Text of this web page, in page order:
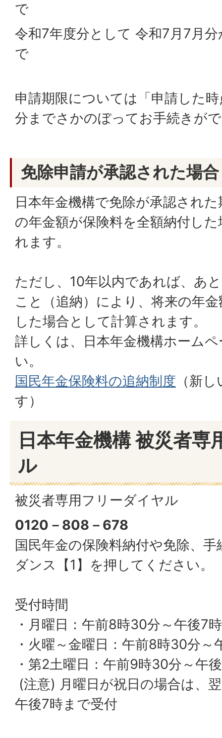
で
令和7年度分として 令和7月7月
で
申請期限については「申請した
分までさかのぼってお手続きが
免除申請が承認された場合
日本年金機構で免除が承認され
の年金額が保険料を全額納付し
れます。
ただし、10年以内であれば、あ
こと（追納）により、将来の年
した場合として計算されます。
詳しくは、日本年金機構ホーム
い。
国民年金保険料の追納制度 （新
す）
日本年金機構 被災者専
ル
被災者専用フリーダイヤル
0120－808－678
国民年金の保険料納付や免除、
ダンス【1】を押してください。
受付時間
・月曜日：午前8時30分～午後7時
・火曜～金曜日：午前8時30分～
・第2土曜日：午前9時30分～午
(注意) 月曜日が祝日の場合は、
午後7時まで受付